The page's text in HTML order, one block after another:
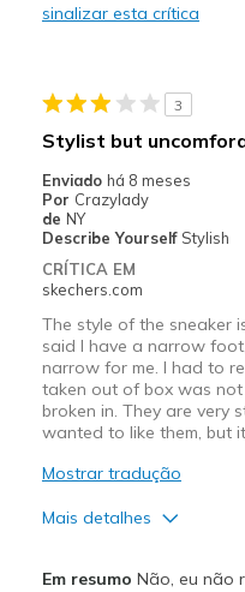
Comfortable
Stylish
Melhores utilizações
Casual Wear
Going Out
Travel
Width
Feels
Sizing
Feels
sinalizar esta crítica
3
Stylist but
Enviado há 8 meses
Por Crazylady
de NY
Describe Yourself Stylish
CRÍTICA EM
skechers.com
The style of the sneaker
said I have a narrow
narrow for me. I had to
taken out of box was
broken in. They are very
wanted to like them, but
Mostrar tradução
Mais detalhes
Em resumo Não, eu não